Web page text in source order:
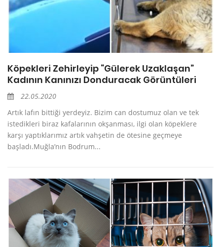
Köpekleri Zehirleyip “Gülerek Uzaklaşan”
Kadının Kanınızı Donduracak Görüntüleri
22.05.2020
Artık lafın bittiği yerdeyiz. Bizim can dostumuz olan ve tek
istedikleri biraz kafalarının okşanması, ilgi olan köpeklere
karşı yaptıklarımız artık vahşetin de ötesine geçmeye
başladı.Muğla’nın Bodrum...